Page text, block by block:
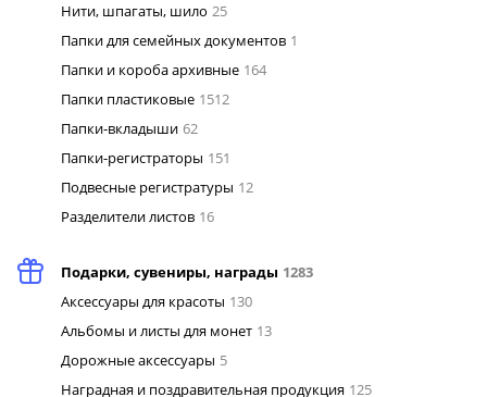
Нити, шпагаты, шило 25
Папки для семейных документов 1
Папки и короба архивные 164
Папки пластиковые 1512
Папки-вкладыши 62
Папки-регистраторы 151
Подвесные регистратуры 12
Разделители листов 16
Подарки, сувениры, награды 1283
Аксессуары для красоты 130
Альбомы и листы для монет 13
Дорожные аксессуары 5
Наградная и поздравительная продукция 125